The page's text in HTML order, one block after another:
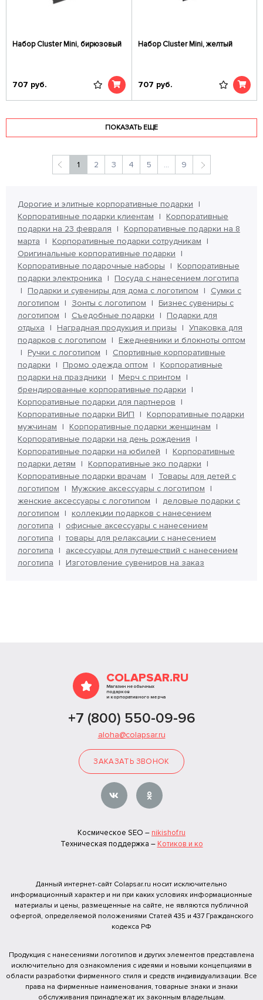
Набор Cluster Mini, бирюзовый
707 руб.
Набор Cluster Mini, желтый
707 руб.
ПОКАЗАТЬ ЕЩЕ
1 2 3 4 5 ... 9
Дорогие и элитные корпоративные подарки
Корпоративные подарки клиентам
Корпоративные
подарки на 23 февраля
Корпоративные подарки на 8
марта
Корпоративные подарки сотрудникам
Оригинальные корпоративные подарки
Корпоративные подарочные наборы
Корпоративные
подарки электроника
Посуда с нанесением логотипа
Подарки и сувениры для дома с логотипом
Сумки с
логотипом
Зонты с логотипом
Бизнес сувениры с
логотипом
Съедобные подарки
Подарки для
отдыха
Наградная продукция и призы
Упаковка для
подарков с логотипом
Ежедневники и блокноты оптом
Ручки с логотипом
Спортивные корпоративные
подарки
Промо одежда оптом
Корпоративные
подарки на праздники
Мерч с принтом
брендированные корпоративные подарки
Корпоративные подарки для партнеров
Корпоративные подарки ВИП
Корпоративные подарки
мужчинам
Корпоративные подарки женщинам
Корпоративные подарки на день рождения
Корпоративные подарки на юбилей
Корпоративные
подарки детям
Корпоративные эко подарки
Корпоративные подарки врачам
Товары для детей с
логотипом
Мужские аксессуары с логотипом
женские аксессуары с логотипом
деловые подарки с
логотипом
коллекции подарков с нанесением
логотипа
офисные аксессуары с нанесением
логотипа
товары для релаксации с нанесением
логотипа
аксессуары для путешествий с нанесением
логотипа
Изготовление сувениров на заказ
COLAPSAR.RU
Магазин необычных
подарков
и корпоративного мерча
+7 (800) 550-09-96
aloha@colapsar.ru
ЗАКАЗАТЬ ЗВОНОК
Космическое SEO – nikishof.ru
Техническая поддержка – Котиков и ко
Данный интернет-сайт Colapsar.ru носит исключительно
информационный характер и ни при каких условиях информационные
материалы и цены, размещенные на сайте, не являются публичной
офертой, определяемой положениями Статей 435 и 437 Гражданского
кодекса РФ
Продукция с нанесениями логотипов и других элементов представлена
исключительно для ознакомления с идеями и новыми концепциями в
области разработки фирменного стиля и средств индивидуализации. Все
права на фирменные наименования, товарные знаки и знаки
обслуживания принадлежат их законным владельцам.